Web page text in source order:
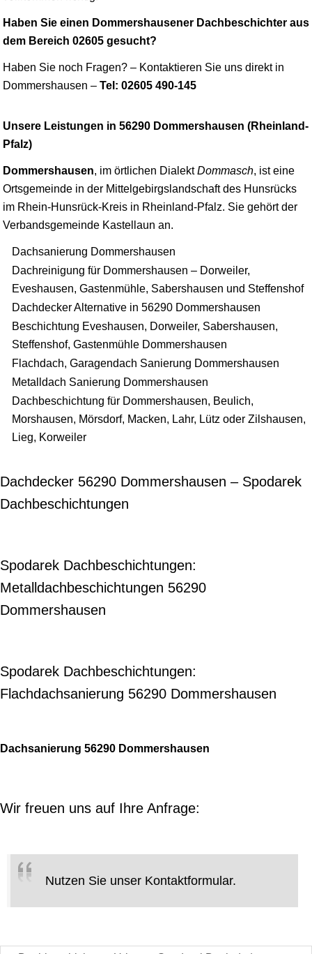
Haben Sie einen Dommershausener Dachbeschichter aus
dem Bereich 02605 gesucht?
Haben Sie noch Fragen? – Kontaktieren Sie uns direkt in
Dommershausen – Tel: 02605 490-145
Unsere Leistungen in 56290 Dommershausen (Rheinland-
Pfalz)
Dommershausen, im örtlichen DialektDommasch, ist eine
Ortsgemeinde in der Mittelgebirgslandschaft des Hunsrücks
im Rhein-Hunsrück-Kreis in Rheinland-Pfalz. Sie gehört der
Verbandsgemeinde Kastellaun an.
Dachsanierung Dommershausen
Dachreinigung für Dommershausen – Dorweiler,
Eveshausen, Gastenmühle, Sabershausen und Steffenshof
Dachdecker Alternative in 56290 Dommershausen
Beschichtung Eveshausen, Dorweiler, Sabershausen,
Steffenshof, Gastenmühle Dommershausen
Flachdach, Garagendach Sanierung Dommershausen
Metalldach Sanierung Dommershausen
Dachbeschichtung für Dommershausen, Beulich,
Morshausen, Mörsdorf, Macken, Lahr, Lütz oder Zilshausen,
Lieg, Korweiler
Dachdecker 56290 Dommershausen – Spodarek
Dachbeschichtungen
Spodarek Dachbeschichtungen:
Metalldachbeschichtungen 56290
Dommershausen
Spodarek Dachbeschichtungen:
Flachdachsanierung 56290 Dommershausen
Dachsanierung 56290 Dommershausen
Wir freuen uns auf Ihre Anfrage:
Nutzen Sie unser Kontaktformular.